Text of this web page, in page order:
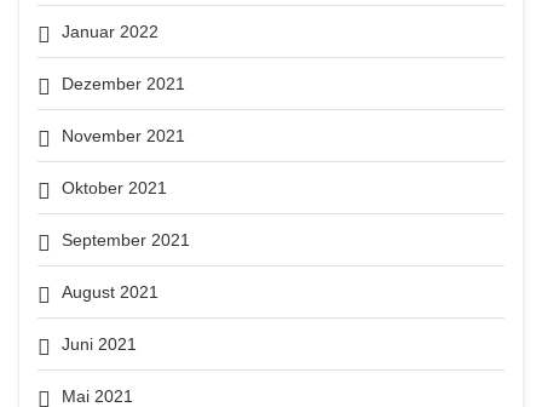
Januar 2022
Dezember 2021
November 2021
Oktober 2021
September 2021
August 2021
Juni 2021
Mai 2021